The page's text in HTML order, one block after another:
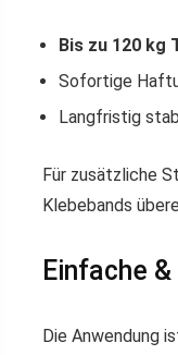
Bis zu 120 kg
Sofortige
Langfristig
Für zusätzliche
Klebebands
Einfache
Die Anwendung